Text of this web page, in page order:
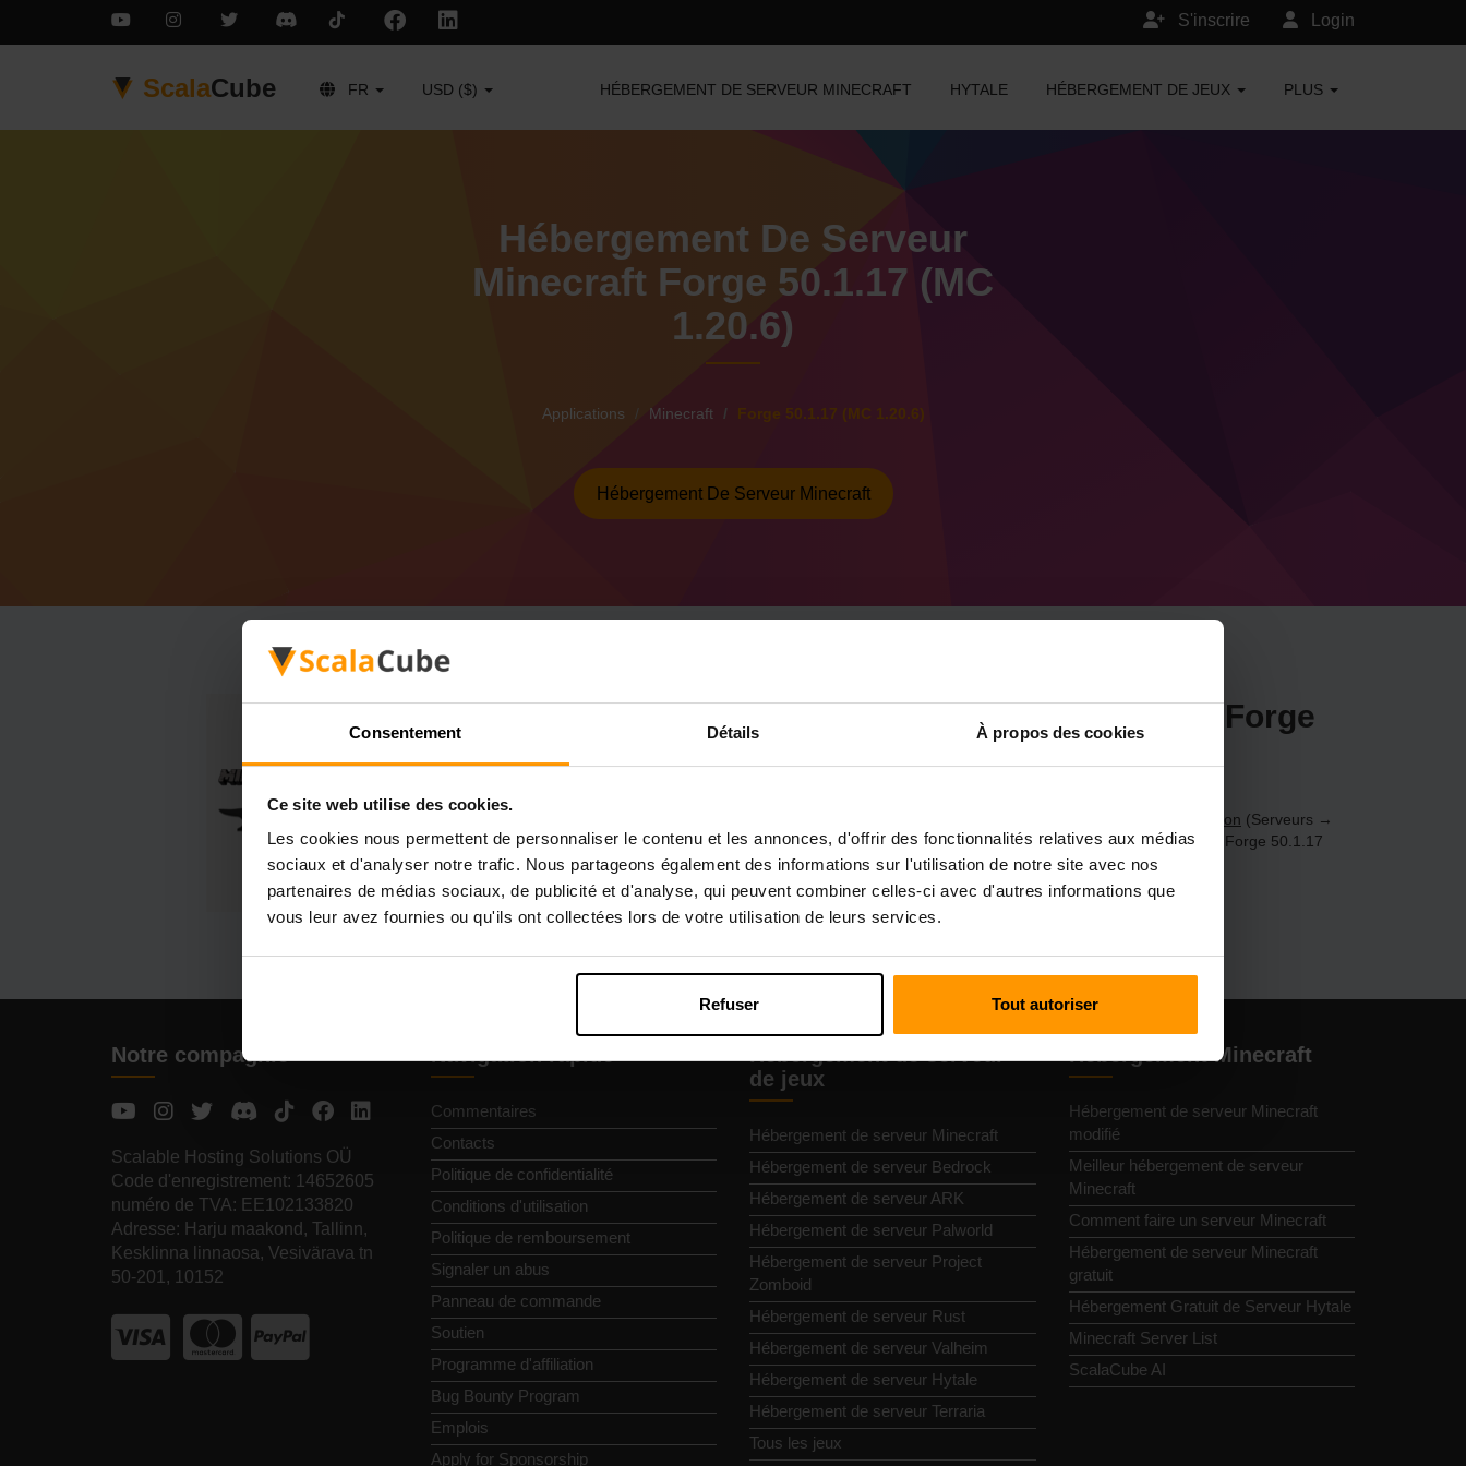
Consentement Détails À propos des cookies
Ce site web utilise des cookies.
Les cookies nous permettent de personnaliser le contenu et les annonces, d'offrir des fonctionnalités relatives aux médias
sociaux et d'analyser notre trafic. Nous partageons également des informations sur l'utilisation de notre site avec nos
partenaires de médias sociaux, de publicité et d'analyse, qui peuvent combiner celles-ci avec d'autres informations que
vous leur avez fournies ou qu'ils ont collectées lors de votre utilisation de leurs services.
Refuser Tout autoriser
Login
S'inscrire
ScalaCube FR USD ($) HÉBERGEMENT DE SERVEUR MINECRAFT HYTALE HÉBERGEMENT DE JEUX PLUS
Hébergement De Serveur
Minecraft Forge 50.1.17 (MC
1.20.6)
Applications Minecraft Forge 50.1.17 (MC 1.20.6)
Hébergement De Serveur Minecraft
Comment créer un serveur Minecraft Forge
Panneau de configuration (Serveurs →
Sélectionnez votre serveur → Serveurs de jeu → Ajouter un serveur de jeu → Forge 50.1.17
(MC 1.20.6))
Profitez de jouer sur le serveur!
Notre compagnie
Scalable Hosting Solutions OÜ
Code d'enregistrement: 14652605
numéro de TVA: EE102133820
Adresse: Harju maakond, Tallinn,
Kesklinna linnaosa, Vesivärava tn
50-201, 10152
Navigation rapide
Commentaires
Contacts
Politique de confidentialité
Conditions d'utilisation
Politique de remboursement
Signaler un abus
Panneau de commande
Soutien
Programme d'affiliation
Bug Bounty Program
Emplois
Apply for Sponsorship
Hébergement de serveur
de jeux
Hébergement de serveur Minecraft
Hébergement de serveur Bedrock
Hébergement de serveur ARK
Hébergement de serveur Palworld
Hébergement de serveur Project
Zomboid
Hébergement de serveur Rust
Hébergement de serveur Valheim
Hébergement de serveur Hytale
Hébergement de serveur Terraria
Tous les jeux
Hébergement Minecraft
Hébergement de serveur Minecraft
modifié
Meilleur hébergement de serveur
Minecraft
Comment faire un serveur Minecraft
Hébergement de serveur Minecraft
gratuit
Hébergement Gratuit de Serveur Hytale
Minecraft Server List
ScalaCube AI